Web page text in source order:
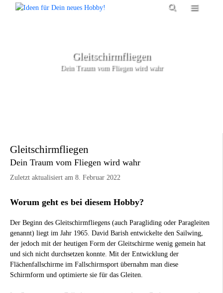
Menü
Gleitschirmfliegen
Dein Traum vom Fliegen wird wahr
Gleitschirmfliegen
Dein Traum vom Fliegen wird wahr
Zuletzt aktualisiert am 8. Februar 2022
Worum geht es bei diesem Hobby?
Der Beginn des Gleitschirmfliegens (auch Paragliding oder Paragleiten
genannt) liegt im Jahr 1965. David Barish entwickelte den Sailwing,
der jedoch mit der heutigen Form der Gleitschirme wenig gemein hat
und sich nicht durchsetzen konnte. Mit der Entwicklung der
Flächenfallschirme im Fallschirmsport übernahm man diese
Schirmform und optimierte sie für das Gleiten.